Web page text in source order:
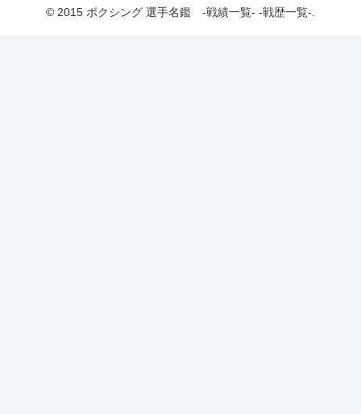
© 2015 ボクシング 選手名鑑 -戦績一覧- -戦歴一覧-.